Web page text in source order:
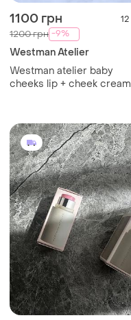
1100 грн 12
1200 грн -9%
Westman Atelier
Westman atelier baby
cheeks lip + cheek cream